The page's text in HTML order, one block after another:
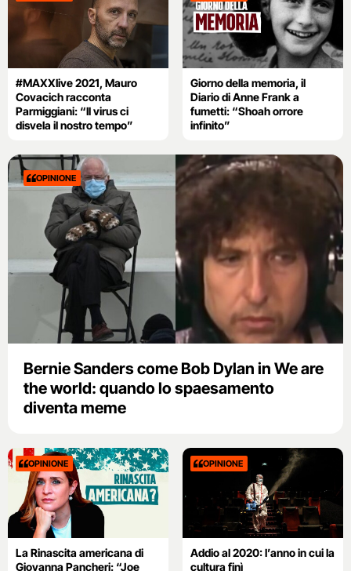
#MAXXIive 2021, Mauro
Covacich racconta
Parmiggiani: “Il virus ci
disvela il nostro tempo”
Giorno della memoria, il
Diario di Anne Frank a
fumetti: “Shoah orrore
infinito”
OPINIONE
Bernie Sanders come Bob Dylan in We are
the world: quando lo spaesamento
diventa meme
OPINIONE
La Rinascita americana di
Giovanna Pancheri: “Joe
OPINIONE
Addio al 2020: l’anno in cui la
cultura finì